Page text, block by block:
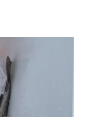
中古艇情報